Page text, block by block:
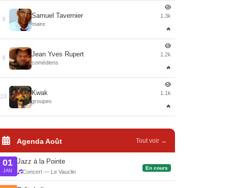
8
Samuel Tavernier
maire
1.3k
🔥
9
Jean Yves Rupert
comédiens
1.2k
🔥
10
Kwak
groupes
1.1k
🔥
Agenda Août Tout voir →
01
JAN
Jazz à la Pointe
Concert — Le Vauclin
En cours